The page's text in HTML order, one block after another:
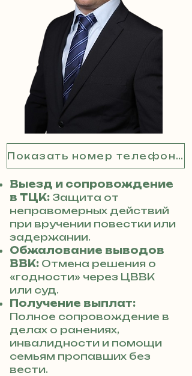
Показать номер телефона
Выезд и сопровождение
в ТЦК: Защита от
неправомерных действий
при вручении повестки или
задержании.
Обжалование выводов
ВВК: Отмена решения о
«годности» через ЦВВК
или суд.
Получение выплат:
Полное сопровождение в
делах о ранениях,
инвалидности и помощи
семьям пропавших без
вести.